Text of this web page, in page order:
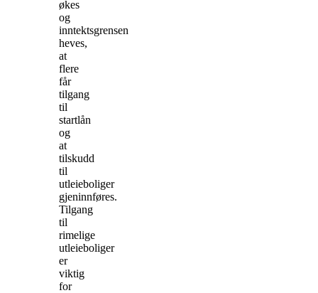
økes
og
inntektsgrensen
heves,
at
flere
får
tilgang
til
startlån
og
at
tilskudd
til
utleieboliger
gjeninnføres.
Tilgang
til
rimelige
utleieboliger
er
viktig
for